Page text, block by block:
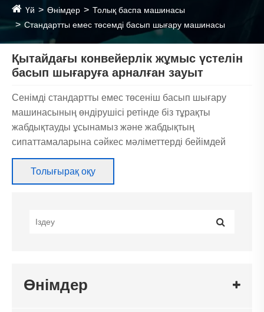
Үй Өнімдер
Толық баспа машинасы
Стандартты емес төсемді басып шығару машинасы
Қытайдағы конвейерлік жұмыс үстелін
басып шығаруға арналған зауыт
Сенімді стандартты емес төсеніш басып шығару
машинасының өндірушісі ретінде біз тұрақты
жабдықтауды ұсынамыз және жабдықтың
сипаттамаларына сәйкес мәліметтерді бейімдей
аламыз. Баға туралы мәліметтер алу үшін бізбен
тікелей хабарласыңыз.
шығару машинасы: бірегей
Біздің
Стандартты емес төсемді басып шығару
машиналарының сериясы
Толығырақ оқу
Өнімдер